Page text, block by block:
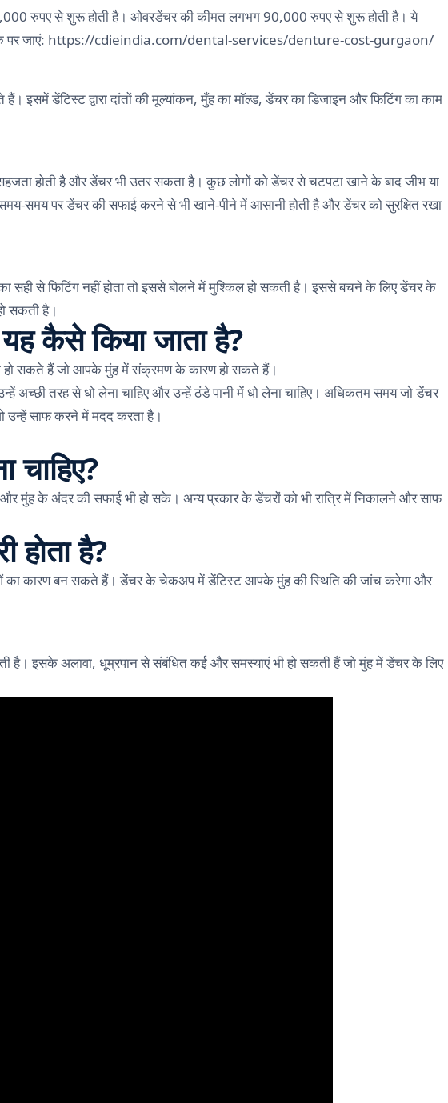
रुपए से शुरू होती है। ओवरडेंचर की कीमत लगभग 90,000 रुपए से शुरू होती है। ये
पर जाएं: https://cdieindia.com/dental-services/denture-cost-gurgaon/
डेंटिस्ट द्वारा दांतों की मूल्यांकन, मुँह का मॉल्ड, डेंचर का डिजाइन और फिटिंग का काम
होती है और डेंचर भी उतर सकता है। कुछ लोगों को डेंचर से चटपटा खाने के बाद जीभ या
समय पर डेंचर की सफाई करने से भी खाने-पीने में आसानी होती है और डेंचर को सुरक्षित रखा
से फिटिंग नहीं होता तो इससे बोलने में मुश्किल हो सकती है। इससे बचने के लिए डेंचर के
सकती है।
कैसे किया जाता है?
हो सकते हैं जो आपके मुंह में संक्रमण के कारण हो सकते हैं।
अच्छी तरह से धो लेना चाहिए और उन्हें ठंडे पानी में धो लेना चाहिए। अधिकतम समय जो डेंचर
उन्हें साफ करने में मदद करता है।
चाहिए?
मुंह के अंदर की सफाई भी हो सके। अन्य प्रकार के डेंचरों को भी रात्रि में निकालने और साफ
है?
का कारण बन सकते हैं। डेंचर के चेकअप में डेंटिस्ट आपके मुंह की स्थिति की जांच करेगा और
है। इसके अलावा, धूम्रपान से संबंधित कई और समस्याएं भी हो सकती हैं जो मुंह में डेंचर के लिए